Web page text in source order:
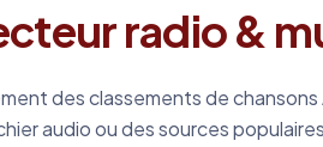
radio &
des classements de chansons
audio ou des sources